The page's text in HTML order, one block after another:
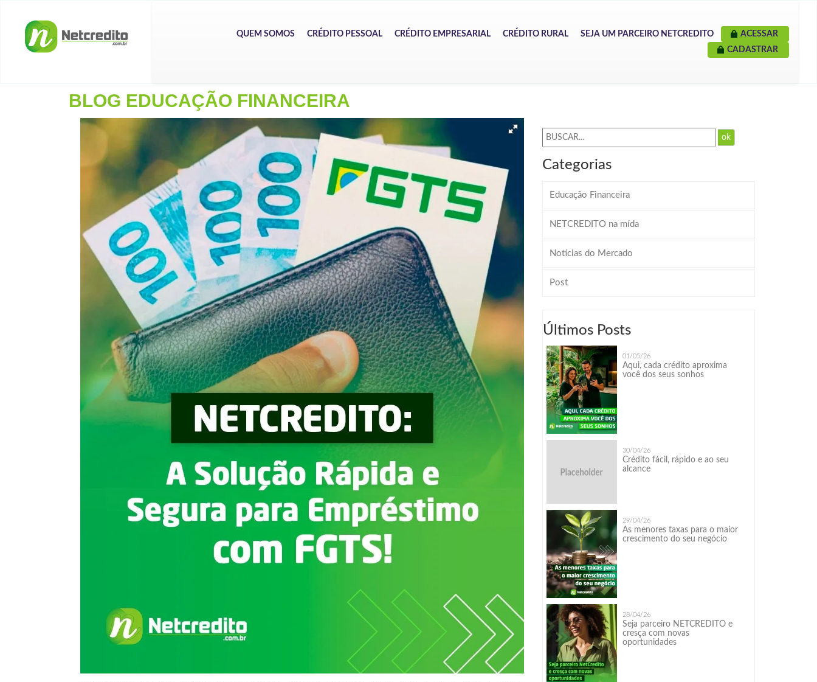
QUEM SOMOS CRÉDITO PESSOAL CRÉDITO EMPRESARIAL CRÉDITO RURAL SEJA UM PARCEIRO NETCREDITO
ACESSAR
CADASTRAR
BLOG EDUCAÇÃO FINANCEIRA
ok
Categorias
Educação Financeira
NETCREDITO na mída
Notícias do Mercado
Post
Últimos Posts
01/05/26
Aqui, cada crédito aproxima
você dos seus sonhos
30/04/26
Crédito fácil, rápido e ao seu
alcance
29/04/26
As menores taxas para o maior
crescimento do seu negócio
28/04/26
Seja parceiro NETCREDITO e
cresça com novas
oportunidades